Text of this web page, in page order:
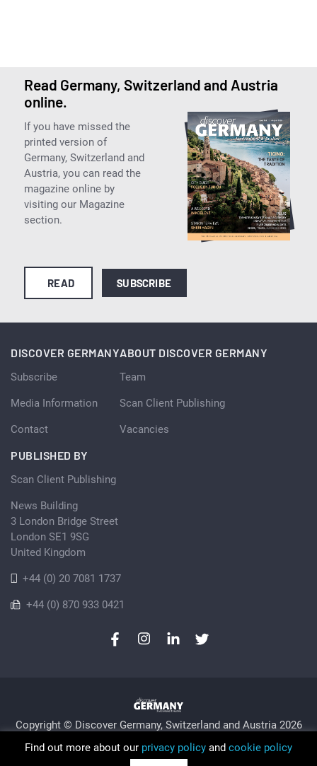
Read Germany, Switzerland and Austria
online.
If you have missed the
printed version of
Germany, Switzerland and
Austria, you can read the
magazine online by
visiting our Magazine
section.
READ SUBSCRIBE
DISCOVER GERMANY
Subscribe
Media Information
Contact
ABOUT DISCOVER GERMANY
Team
Scan Client Publishing
Vacancies
PUBLISHED BY
Scan Client Publishing
News Building
3 London Bridge Street
London SE1 9SG
United Kingdom
+44 (0) 20 7081 1737
+44 (0) 870 933 0421
Copyright © Discover Germany, Switzerland and Austria 2026
Privacy Policy
Sitemap
Trading as Discover Germany and Scan Client Publishing •
Find out more about our privacy policy and cookie policy